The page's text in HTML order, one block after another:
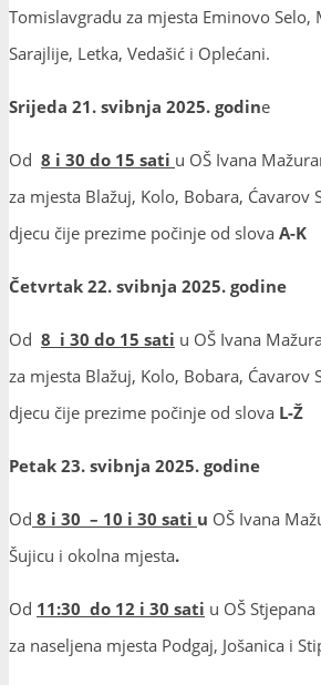
Tomislavgradu za mjesta Eminovo Selo,
Sarajlije, Letka, Vedašić i Oplećani.
Srijeda 21. svibnja 2025. godine
Od 8 i 30 do 15 sati u OŠ Ivana
za mjesta Blažuj, Kolo, Bobara, Ćavarov
djecu čije prezime počinje od slova A-K
Četvrtak 22. svibnja 2025. godine
Od 8 i 30 do 15 sati u OŠ Ivana
za mjesta Blažuj, Kolo, Bobara, Ćavarov
djecu čije prezime počinje od slova L-Ž
Petak 23. svibnja 2025. godine
Od 8 i 30 – 10 i 30 sati u OŠ Ivana
Šujicu i okolna mjesta.
Od 11:30 do 12 i 30 sati u OŠ
za naseljena mjesta Podgaj, Jošanica i